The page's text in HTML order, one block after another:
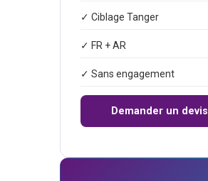
✓ Ciblage Tanger
✓ FR + AR
✓ Sans engagement
Demander un devis